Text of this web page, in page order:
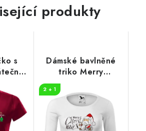
produkty
s
Dámské bavlněné
triko Merry
2 + 1